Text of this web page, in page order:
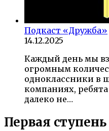
Подкаст «Дружба»
14.12.2025
Каждый день мы
огромным
одноклассники в
компаниях,
далеко не…
Первая ступень